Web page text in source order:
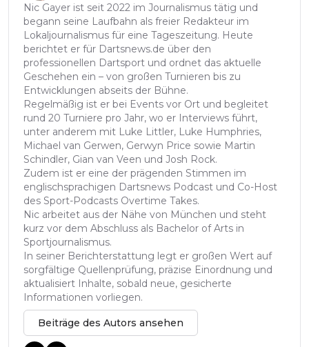
Nic Gayer ist seit 2022 im Journalismus tätig und
begann seine Laufbahn als freier Redakteur im
Lokaljournalismus für eine Tageszeitung. Heute
berichtet er für Dartsnews.de über den
professionellen Dartsport und ordnet das aktuelle
Geschehen ein – von großen Turnieren bis zu
Entwicklungen abseits der Bühne.
Regelmäßig ist er bei Events vor Ort und begleitet
rund 20 Turniere pro Jahr, wo er Interviews führt,
unter anderem mit Luke Littler, Luke Humphries,
Michael van Gerwen, Gerwyn Price sowie Martin
Schindler, Gian van Veen und Josh Rock.
Zudem ist er eine der prägenden Stimmen im
englischsprachigen Dartsnews Podcast und Co-Host
des Sport-Podcasts Overtime Takes.
Nic arbeitet aus der Nähe von München und steht
kurz vor dem Abschluss als Bachelor of Arts in
Sportjournalismus.
In seiner Berichterstattung legt er großen Wert auf
sorgfältige Quellenprüfung, präzise Einordnung und
aktualisiert Inhalte, sobald neue, gesicherte
Informationen vorliegen.
Beiträge des Autors ansehen